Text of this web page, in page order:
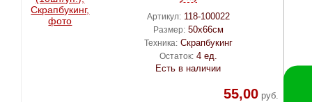
Артикул: 118-100022
Размер: 50х66см
Техника: Скрапбукинг
Остаток: 4 ед.
Есть в наличии
55,00руб.